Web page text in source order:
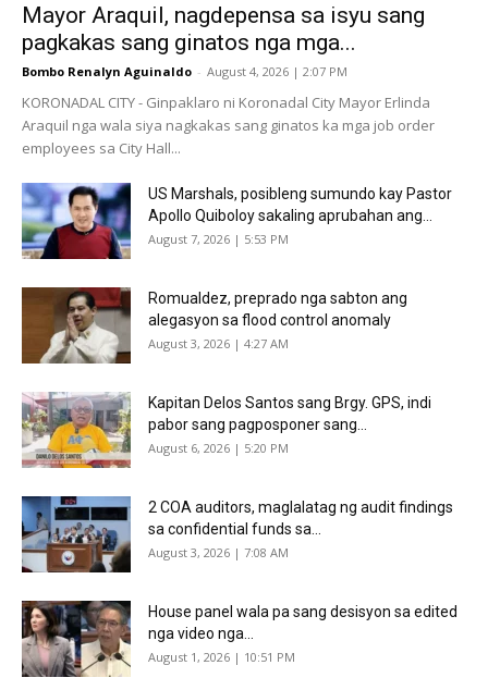
Mayor Araquil, nagdepensa sa isyu sang
pagkakas sang ginatos nga mga...
Bombo Renalyn Aguinaldo - August 4, 2026 | 2:07 PM
KORONADAL CITY - Ginpaklaro ni Koronadal City Mayor Erlinda
Araquil nga wala siya nagkakas sang ginatos ka mga job order
employees sa City Hall...
US Marshals, posibleng sumundo kay Pastor
Apollo Quiboloy sakaling aprubahan ang...
August 7, 2026 | 5:53 PM
Romualdez, preprado nga sabton ang
alegasyon sa flood control anomaly
August 3, 2026 | 4:27 AM
Kapitan Delos Santos sang Brgy. GPS, indi
pabor sang pagposponer sang...
August 6, 2026 | 5:20 PM
2 COA auditors, maglalatag ng audit findings
sa confidential funds sa...
August 3, 2026 | 7:08 AM
House panel wala pa sang desisyon sa edited
nga video nga...
August 1, 2026 | 10:51 PM